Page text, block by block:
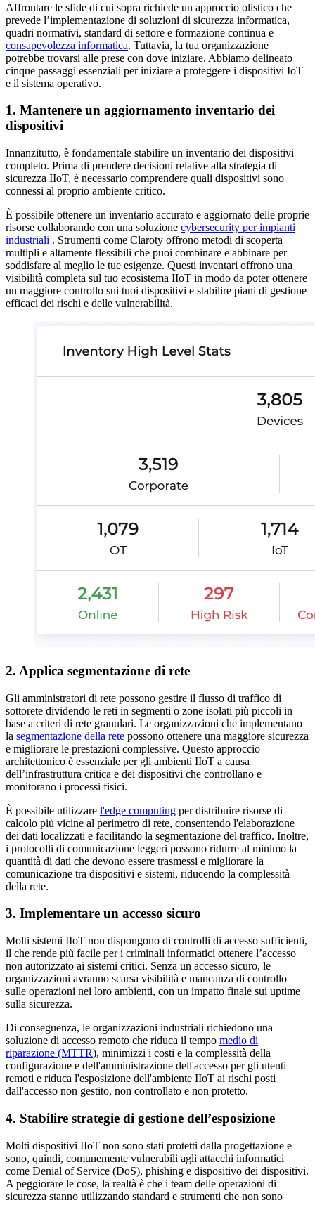
Affrontare le sfide di cui sopra richiede un approccio olistico che
prevede l’implementazione di soluzioni di sicurezza informatica,
quadri normativi, standard di settore e formazione continua e
consapevolezza informatica. Tuttavia, la tua organizzazione
potrebbe trovarsi alle prese con dove iniziare. Abbiamo delineato
cinque passaggi essenziali per iniziare a proteggere i dispositivi IoT
e il sistema operativo.
1. Mantenere un aggiornamento inventario dei
dispositivi
Innanzitutto, è fondamentale stabilire un inventario dei dispositivi
completo. Prima di prendere decisioni relative alla strategia di
sicurezza IIoT, è necessario comprendere quali dispositivi sono
connessi al proprio ambiente critico.
È possibile ottenere un inventario accurato e aggiornato delle proprie
risorse collaborando con una soluzione cybersecurity per impianti
industriali . Strumenti come Claroty offrono metodi di scoperta
multipli e altamente flessibili che puoi combinare e abbinare per
soddisfare al meglio le tue esigenze. Questi inventari offrono una
visibilità completa sul tuo ecosistema IIoT in modo da poter ottenere
un maggiore controllo sui tuoi dispositivi e stabilire piani di gestione
efficaci dei rischi e delle vulnerabilità.
2. Applica segmentazione di rete
Gli amministratori di rete possono gestire il flusso di traffico di
sottorete dividendo le reti in segmenti o zone isolati più piccoli in
base a criteri di rete granulari. Le organizzazioni che implementano
la segmentazione della rete possono ottenere una maggiore sicurezza
e migliorare le prestazioni complessive. Questo approccio
architettonico è essenziale per gli ambienti IIoT a causa
dell’infrastruttura critica e dei dispositivi che controllano e
monitorano i processi fisici.
È possibile utilizzare l'edge computing per distribuire risorse di
calcolo più vicine al perimetro di rete, consentendo l'elaborazione
dei dati localizzati e facilitando la segmentazione del traffico. Inoltre,
i protocolli di comunicazione leggeri possono ridurre al minimo la
quantità di dati che devono essere trasmessi e migliorare la
comunicazione tra dispositivi e sistemi, riducendo la complessità
della rete.
3. Implementare un accesso sicuro
Molti sistemi IIoT non dispongono di controlli di accesso sufficienti,
il che rende più facile per i criminali informatici ottenere l’accesso
non autorizzato ai sistemi critici. Senza un accesso sicuro, le
organizzazioni avranno scarsa visibilità e mancanza di controllo
sulle operazioni nei loro ambienti, con un impatto finale sui uptime
sulla sicurezza.
Di conseguenza, le organizzazioni industriali richiedono una
soluzione di accesso remoto che riduca il tempo medio di
riparazione (MTTR), minimizzi i costi e la complessità della
configurazione e dell'amministrazione dell'accesso per gli utenti
remoti e riduca l'esposizione dell'ambiente IIoT ai rischi posti
dall'accesso non gestito, non controllato e non protetto.
4. Stabilire strategie di gestione dell’esposizione
Molti dispositivi IIoT non sono stati protetti dalla progettazione e
sono, quindi, comunemente vulnerabili agli attacchi informatici
come Denial of Service (DoS), phishing e dispositivo dei dispositivi.
A peggiorare le cose, la realtà è che i team delle operazioni di
sicurezza stanno utilizzando standard e strumenti che non sono